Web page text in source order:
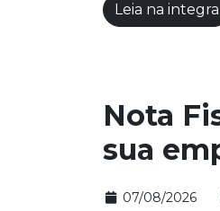
Leia na integra
Nota
sua
07/08/2026